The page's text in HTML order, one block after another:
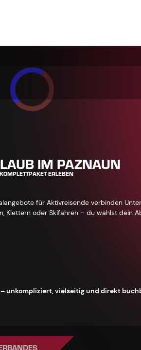
IM PAZNAUN
ERLEBEN
für Aktivreisende verbinden
Klettern oder Skifahren – du wählst dein
unkompliziert, vielseitig und direkt